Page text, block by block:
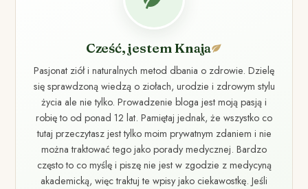
Cześć, jestem Knaja
Pasjonat ziół i naturalnych metod dbania o zdrowie. Dzielę
się sprawdzoną wiedzą o ziołach, urodzie i zdrowym stylu
życia ale nie tylko. Prowadzenie bloga jest moją pasją i
robię to od ponad 12 lat. Pamiętaj jednak, że wszystko co
tutaj przeczytasz jest tylko moim prywatnym zdaniem i nie
można traktować tego jako porady medycznej. Bardzo
często to co myślę i piszę nie jest w zgodzie z medycyną
akademicką, więc traktuj te wpisy jako ciekawostkę. Jeśli